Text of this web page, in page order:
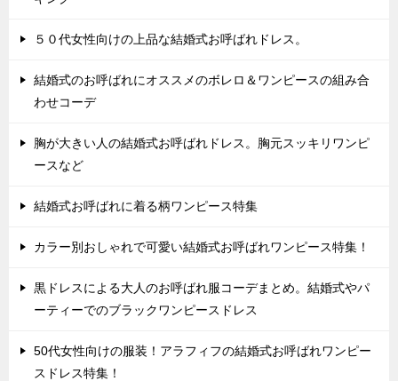
５０代女性向けの上品な結婚式お呼ばれドレス。
結婚式のお呼ばれにオススメのボレロ＆ワンピースの組み合
わせコーデ
胸が大きい人の結婚式お呼ばれドレス。胸元スッキリワンピ
ースなど
結婚式お呼ばれに着る柄ワンピース特集
カラー別おしゃれで可愛い結婚式お呼ばれワンピース特集！
黒ドレスによる大人のお呼ばれ服コーデまとめ。結婚式やパ
ーティーでのブラックワンピースドレス
50代女性向けの服装！アラフィフの結婚式お呼ばれワンピー
スドレス特集！